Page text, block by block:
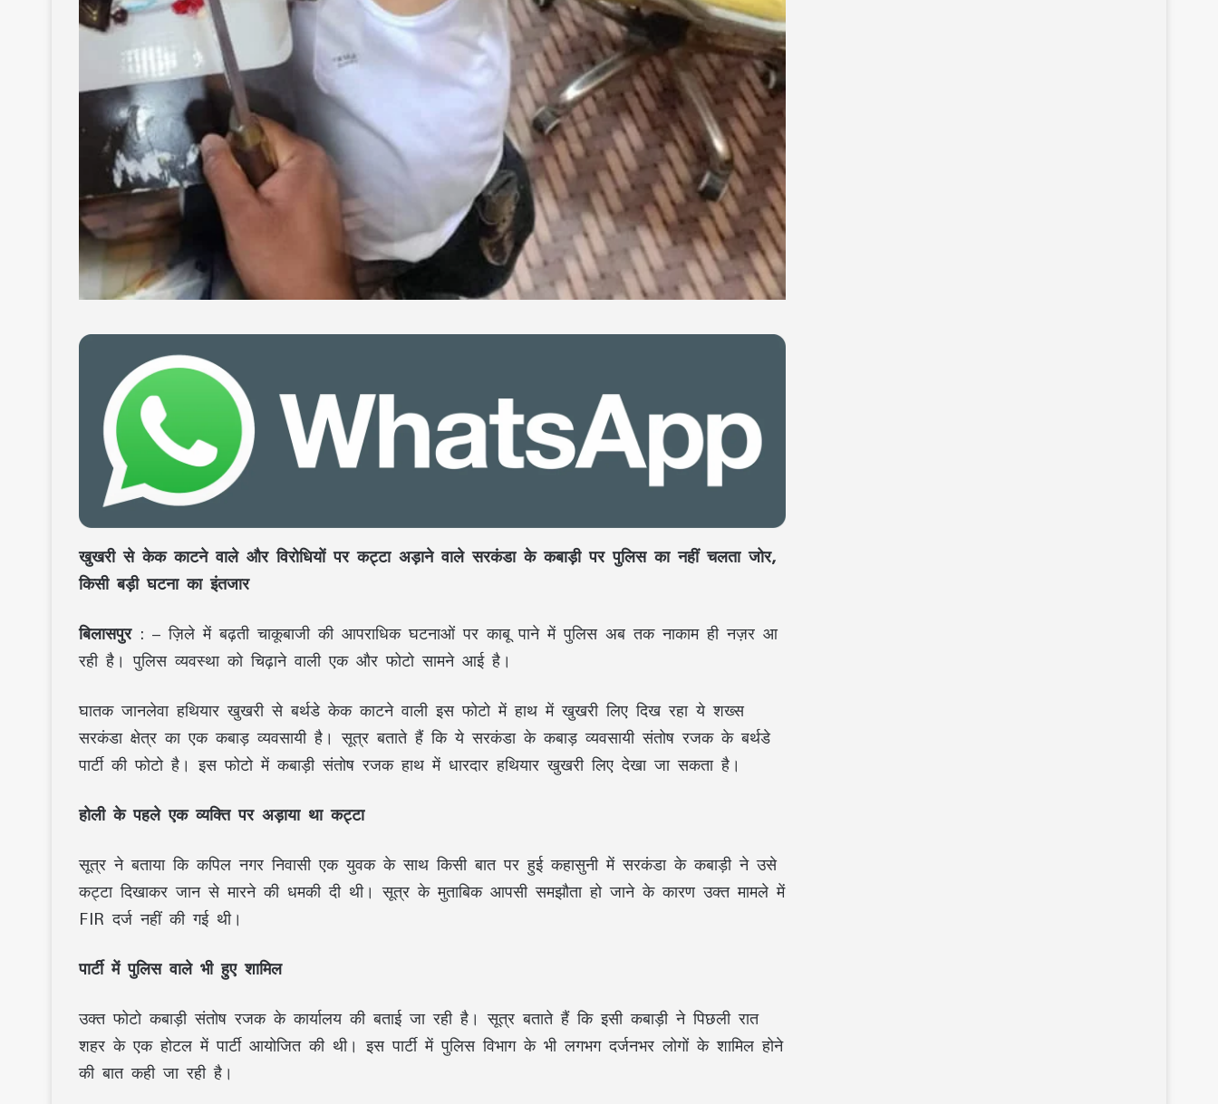
खुखरी से केक काटने वाले और विरोधियों पर कट्टा अड़ाने वाले सरकंडा के कबाड़ी पर पुलिस का नहीं चलता जोर,
किसी बड़ी घटना का इंतजार
बिलासपुर: – ज़िले में बढ़ती चाकूबाजी की आपराधिक घटनाओं पर काबू पाने में पुलिस अब तक नाकाम ही नज़र आ
रही है। पुलिस व्यवस्था को चिढ़ाने वाली एक और फोटो सामने आई है।
घातक जानलेवा हथियार खुखरी से बर्थडे केक काटने वाली इस फोटो में हाथ में खुखरी लिए दिख रहा ये शख्स
सरकंडा क्षेत्र का एक कबाड़ व्यवसायी है। सूत्र बताते हैं कि ये सरकंडा के कबाड़ व्यवसायी संतोष रजक के बर्थडे
पार्टी की फोटो है। इस फोटो में कबाड़ी संतोष रजक हाथ में धारदार हथियार खुखरी लिए देखा जा सकता है।
होली के पहले एक व्यक्ति पर अड़ाया था कट्टा
सूत्र ने बताया कि कपिल नगर निवासी एक युवक के साथ किसी बात पर हुई कहासुनी में सरकंडा के कबाड़ी ने उसे
कट्टा दिखाकर जान से मारने की धमकी दी थी। सूत्र के मुताबिक आपसी समझौता हो जाने के कारण उक्त मामले में
FIR दर्ज नहीं की गई थी।
पार्टी में पुलिस वाले भी हुए शामिल
उक्त फोटो कबाड़ी संतोष रजक के कार्यालय की बताई जा रही है। सूत्र बताते हैं कि इसी कबाड़ी ने पिछली रात
शहर के एक होटल में पार्टी आयोजित की थी। इस पार्टी में पुलिस विभाग के भी लगभग दर्जनभर लोगों के शामिल होने
की बात कही जा रही है।